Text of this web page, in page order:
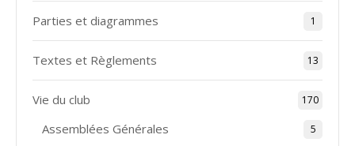
Parties et diagrammes 1
Textes et Règlements 13
Vie du club 170
Assemblées Générales 5